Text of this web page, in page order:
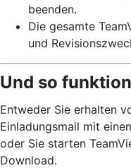
beenden.
Die gesamte
und
Und so
Entweder Sie erhalten
Einladungsmail mit
oder Sie starten
Download.